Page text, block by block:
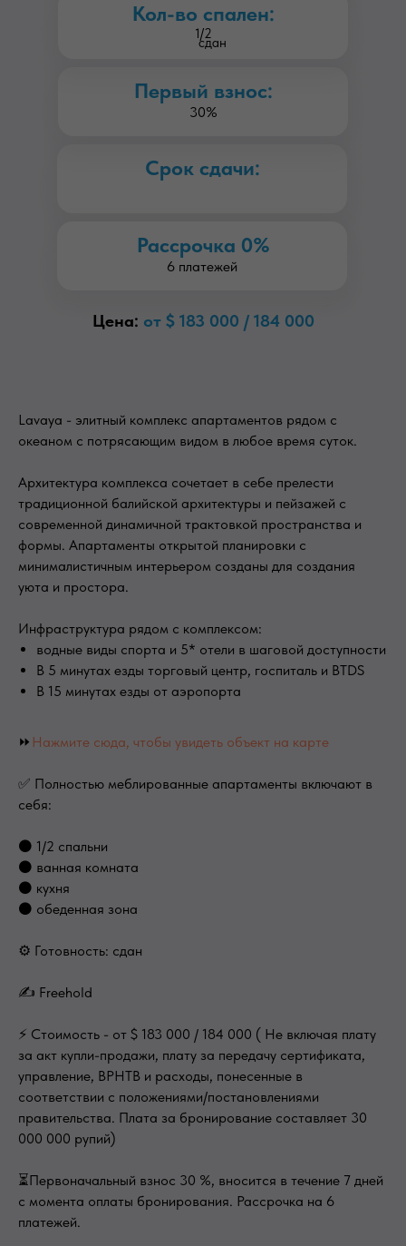
Цена: от $ 183 000 / 184 000
Срок сдачи:
Первый взнос:
30%
Рассрочка 0%
6 платежей
Кол-во спален:
1/2
сдан
Lavaya - элитный комплекс апартаментов рядом с
океаном с потрясающим видом в любое время суток.
Архитектура комплекса сочетает в себе прелести
традиционной балийской архитектуры и пейзажей с
современной динамичной трактовкой пространства и
формы. Апартаменты открытой планировки с
минималистичным интерьером созданы для создания
уюта и простора.
Инфраструктура рядом с комплексом:
водные виды спорта и 5* отели в шаговой доступности
В 5 минутах езды торговый центр, госпиталь и BTDS
В 15 минутах езды от аэропорта
⏩ Нажмите сюда, чтобы увидеть объект на карте
✅ Полностью меблированные апартаменты включают в
себя:
⚫ 1/2 спальни
⚫ ванная комната
⚫ кухня
⚫ обеденная зона
⚙ Готовность: сдан
✍️ Freehold
⚡ Стоимость - от $ 183 000 / 184 000 ( Не включая плату
за акт купли-продажи, плату за передачу сертификата,
управление, BPHTB и расходы, понесенные в
соответствии с положениями/постановлениями
правительства. Плата за бронирование составляет 30
000 000 рупий)
⏳Первоначальный взнос 30 %, вносится в течение 7 дней
с момента оплаты бронирования. Рассрочка на 6
платежей.